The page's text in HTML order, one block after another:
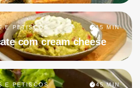
E PETISCOS 15 MIN
com cream cheese
E PETISCOS 45 MIN